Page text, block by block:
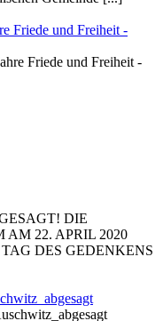
Friede und Freiheit -
DIE
22. APRIL 2020
DES GEDENKENS